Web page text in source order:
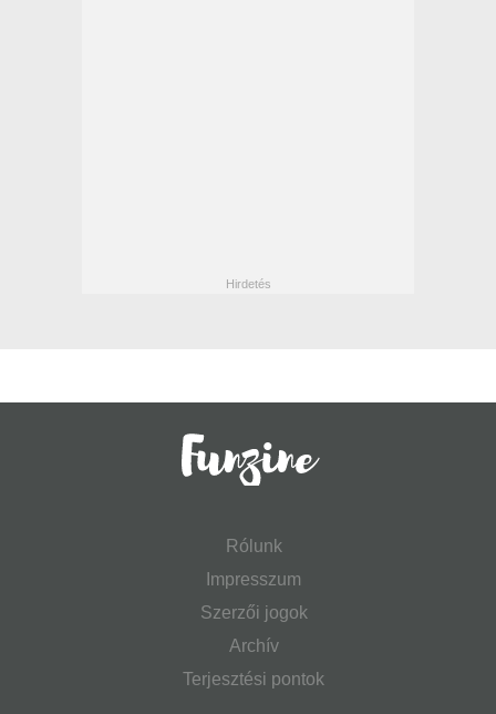
Rólunk
Impresszum
Szerzői jogok
Archív
Terjesztési pontok